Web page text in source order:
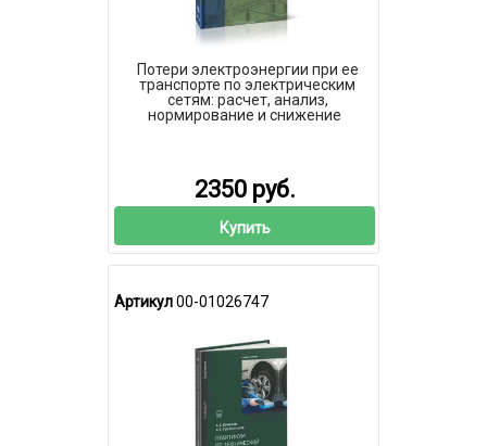
Потери электроэнергии при ее
транспорте по электрическим
сетям: расчет, анализ,
нормирование и снижение
2350 руб.
Купить
Артикул00-01026747